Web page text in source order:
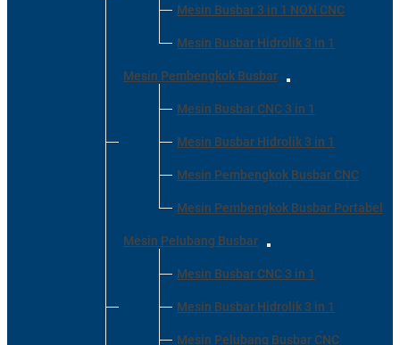
Mesin Busbar 3 in 1 NON CNC
Mesin Busbar Hidrolik 3 in 1
Mesin Pembengkok Busbar
Mesin Busbar CNC 3 in 1
Mesin Busbar Hidrolik 3 in 1
Mesin Pembengkok Busbar CNC
Mesin Pembengkok Busbar Portabel
Mesin Pelubang Busbar
Mesin Busbar CNC 3 in 1
Mesin Busbar Hidrolik 3 in 1
Mesin Pelubang Busbar CNC